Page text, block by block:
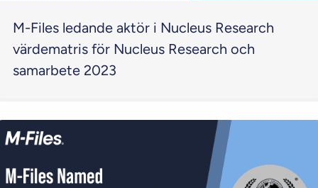
M-Files ledande aktör i Nucleus Research
värdematris för Nucleus Research och
samarbete 2023